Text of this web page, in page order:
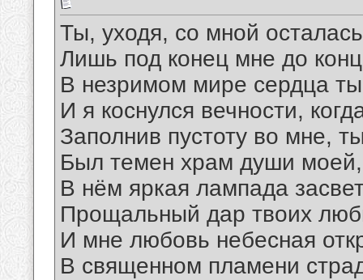
Ты, уходя, со мной
Лишь под конец мне до
В незримом мире сердца
И я коснулся вечности,
Заполнив пустоту во мне,
Был темен храм души моей,
В нём яркая лампада
Прощальный дар твоих
И мне любовь небесная
В священном пламени